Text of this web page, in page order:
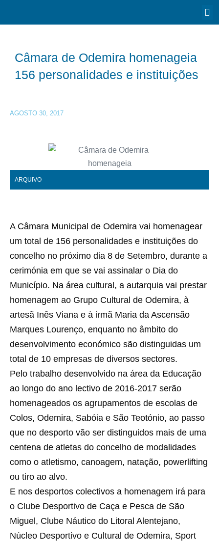
Câmara de Odemira homenageia
156 personalidades e instituições
AGOSTO 30, 2017
ARQUIVO
A Câmara Municipal de Odemira vai homenagear
um total de 156 personalidades e instituições do
concelho no próximo dia 8 de Setembro, durante a
cerimónia em que se vai assinalar o Dia do
Município. Na área cultural, a autarquia vai prestar
homenagem ao Grupo Cultural de Odemira, à
artesã Inês Viana e à irmã Maria da Ascensão
Marques Lourenço, enquanto no âmbito do
desenvolvimento económico são distinguidas um
total de 10 empresas de diversos sectores.
Pelo trabalho desenvolvido na área da Educação
ao longo do ano lectivo de 2016-2017 serão
homenageados os agrupamentos de escolas de
Colos, Odemira, Sabóia e São Teotónio, ao passo
que no desporto vão ser distinguidos mais de uma
centena de atletas do concelho de modalidades
como o atletismo, canoagem, natação, powerlifting
ou tiro ao alvo.
E nos desportos colectivos a homenagem irá para
o Clube Desportivo de Caça e Pesca de São
Miguel, Clube Náutico do Litoral Alentejano,
Núcleo Desportivo e Cultural de Odemira, Sport